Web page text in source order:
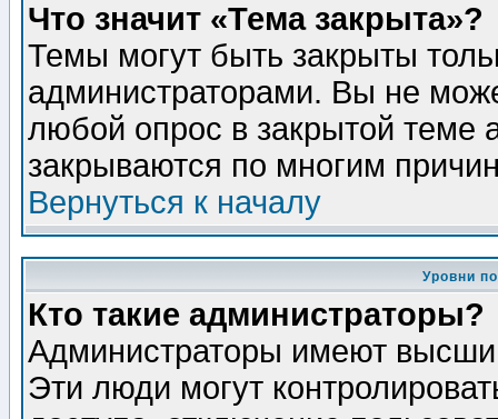
Что значит «Тема закрыта»?
Темы могут быть закрыты
администраторами. Вы не
любой опрос в закрытой теме
закрываются по многим
Вернуться к началу
Уровни
Кто такие администраторы?
Администраторы имеют
Эти люди могут